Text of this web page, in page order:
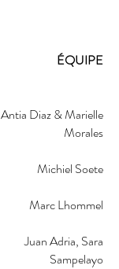
ÉQUIPE
Antia Diaz & Marielle
Morales
Michiel Soete
Marc Lhommel
Juan Adria, Sara
Sampelayo